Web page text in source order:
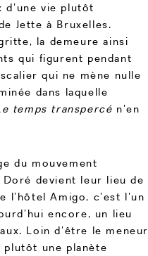
vie plutôt
Jette à Bruxelles.
la demeure ainsi
qui figurent pendant
qui ne mène nulle
dans laquelle
temps transpercé n’en
du mouvement
devient leur lieu de
l’hôtel Amigo, c’est l’un
encore, un lieu
Loin d’être le meneur
une planète